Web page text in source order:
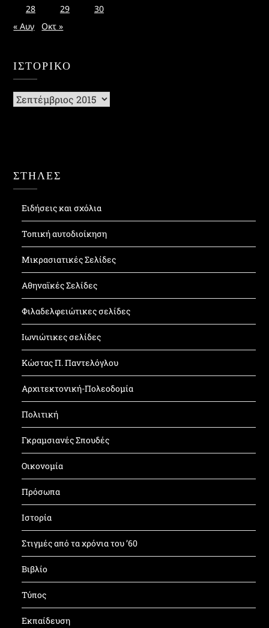
28
29
30
« Αυγ
Οκτ »
ΙΣΤΟΡΙΚΌ
Ιστορικό
ΣΤΗΛΕΣ
Ειδήσεις και σχόλια
Τοπική αυτοδιοίκηση
Μικρασιατικές Σελίδες
Αθηναϊκές Σελίδες
Φιλαδελφειώτικες σελίδες
Ιωνιώτικες σελίδες
Κώστας Π. Παντελόγλου
Αρχιτεκτονική-Πολεοδομία
Πολιτική
Γκραμσιανές Σπουδές
Οικονομία
Πρόσωπα
Ιστορία
Στιγμές από τα χρόνια του ’60
Βιβλίο
Τύπος
Εκπαίδευση